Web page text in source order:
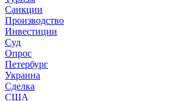
Санкции
Производство
Инвестиции
Суд
Опрос
Петербург
Украина
Сделка
США